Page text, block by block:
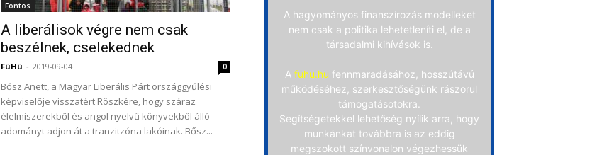
Fontos
A liberálisok végre nem csak
beszélnek, cselekednek
FüHü - 2019-09-04 0
Bősz Anett, a Magyar Liberális Párt országgyűlési
képviselője visszatért Röszkére, hogy száraz
élelmiszerekből és angol nyelvű könyvekből álló
adományt adjon át a tranzitzóna lakóinak. Bősz...
A hagyományos finanszírozás modelleket
nem csak a politika lehetetleníti el, de a
társadalmi kihívások is.
A fuhu.hu fennmaradásához, hosszútávú
működéséhez, szerkesztőségünk rászorul
támogatásotokra.
Segítségetekkel lehetőség nyílik arra, hogy
munkánkat továbbra is az eddig
megszokott színvonalon végezhessük